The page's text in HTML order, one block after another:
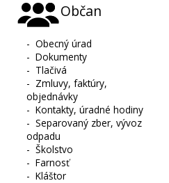
Občan
-Obecný úrad
-Dokumenty
- Tlačivá
- Zmluvy, faktúry,
objednávky
-Kontakty, úradné hodiny
-Separovaný zber, vývoz
odpadu
-Školstvo
-Farnosť
-Kláštor